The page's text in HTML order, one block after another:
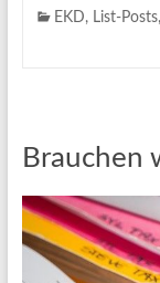
EKD, List-Posts,
Brauchen